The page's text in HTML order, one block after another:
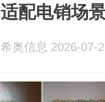
适配电销场
希奥信息 2026-07-